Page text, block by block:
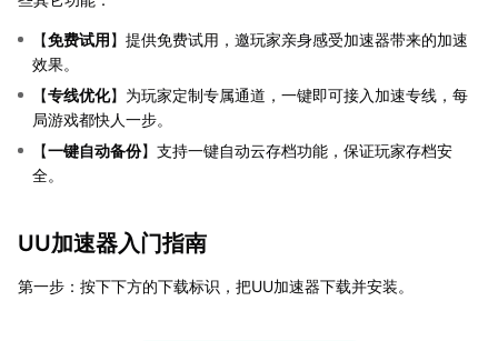
【免费试用】提供免费试用，邀玩家亲身感受加速器带来的加速
效果。
【专线优化】为玩家定制专属通道，一键即可接入加速专线，每
局游戏都快人一步。
【一键自动备份】支持一键自动云存档功能，保证玩家存档安
全。
UU加速器入门指南
第一步：按下下方的下载标识，把UU加速器下载并安装。